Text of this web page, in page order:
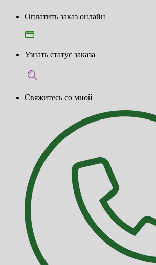
Оплатить заказ онлайн
Узнать статус заказа
Свяжитесь со мной